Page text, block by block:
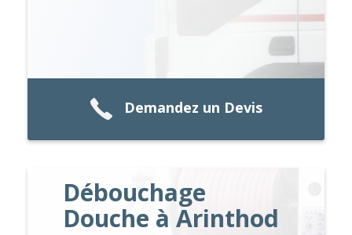
Demandez un Devis
Débouchage
Douche à Arinthod